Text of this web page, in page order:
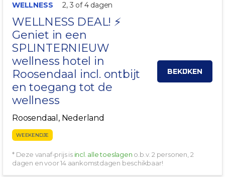
WELLNESS 2, 3 of 4 dagen
WELLNESS DEAL! ⚡️
Geniet in een
SPLINTERNIEUW
wellness hotel in
Roosendaal incl. ontbijt
en toegang tot de
wellness
Roosendaal, Nederland
WEEKENDJE
BEKIJKEN
* Deze vanaf-prijs is incl. alle toeslagen o.b.v. 2 personen, 2
dagen en voor 14 aankomstdagen beschikbaar!